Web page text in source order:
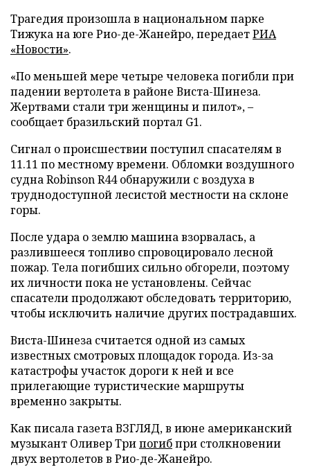
Трагедия произошла в национальном парке
Тижука на юге Рио-де-Жанейро, передаетРИА
«Новости».
«По меньшей мере четыре человека погибли при
падении вертолета в районе Виста-Шинеза.
Жертвами стали три женщины и пилот», –
сообщает бразильский портал G1.
Сигнал о происшествии поступил спасателям в
11.11 по местному времени. Обломки воздушного
судна Robinson R44 обнаружили с воздуха в
труднодоступной лесистой местности на склоне
горы.
После удара о землю машина взорвалась, а
разлившееся топливо спровоцировало лесной
пожар. Тела погибших сильно обгорели, поэтому
их личности пока не установлены. Сейчас
спасатели продолжают обследовать территорию,
чтобы исключить наличие других пострадавших.
Виста-Шинеза считается одной из самых
известных смотровых площадок города. Из-за
катастрофы участок дороги к ней и все
прилегающие туристические маршруты
временно закрыты.
Как писала газета ВЗГЛЯД, в июне американский
музыкант Оливер Трипогибпри столкновении
двух вертолетов в Рио-де-Жанейро.